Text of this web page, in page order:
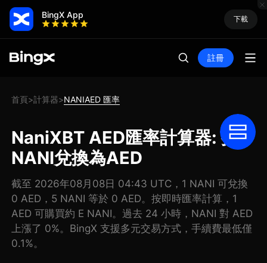
BingX App 下載
註冊
首頁>計算器>NANIAED 匯率
NaniXBT AED匯率計算器: 把
NANI兌換為AED
截至 2026年08月08日 04:43 UTC，1 NANI 可兌換
0 AED，5 NANI 等於 0 AED。按即時匯率計算，1
AED 可購買約 E NANI。過去 24 小時，NANI 對 AED
上漲了 0%。BingX 支援多元交易方式，手續費最低僅
0.1%。